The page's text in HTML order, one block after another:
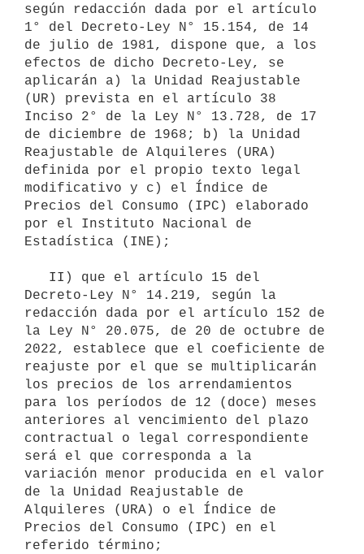
según redacción dada por el artículo
1° del Decreto-Ley N° 15.154, de 14
de julio de 1981, dispone que, a los
efectos de dicho Decreto-Ley, se
aplicarán a) la Unidad Reajustable
(UR) prevista en el artículo 38
Inciso 2° de la Ley N° 13.728, de 17
de diciembre de 1968; b) la Unidad
Reajustable de Alquileres (URA)
definida por el propio texto legal
modificativo y c) el Índice de
Precios del Consumo (IPC) elaborado
por el Instituto Nacional de
Estadística (INE);
Decreto-Ley N° 14.219, según la
redacción dada por el artículo 152 de
la Ley N° 20.075, de 20 de octubre de
2022, establece que el coeficiente de
reajuste por el que se multiplicarán
los precios de los arrendamientos
para los períodos de 12 (doce) meses
anteriores al vencimiento del plazo
contractual o legal correspondiente
será el que corresponda a la
variación menor producida en el valor
de la Unidad Reajustable de
Alquileres (URA) o el Índice de
Precios del Consumo (IPC) en el
referido término;